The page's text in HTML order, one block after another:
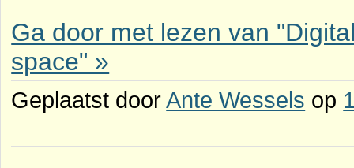
Ga door met lezen van
space" »
Geplaatst doorAnte Wessels op